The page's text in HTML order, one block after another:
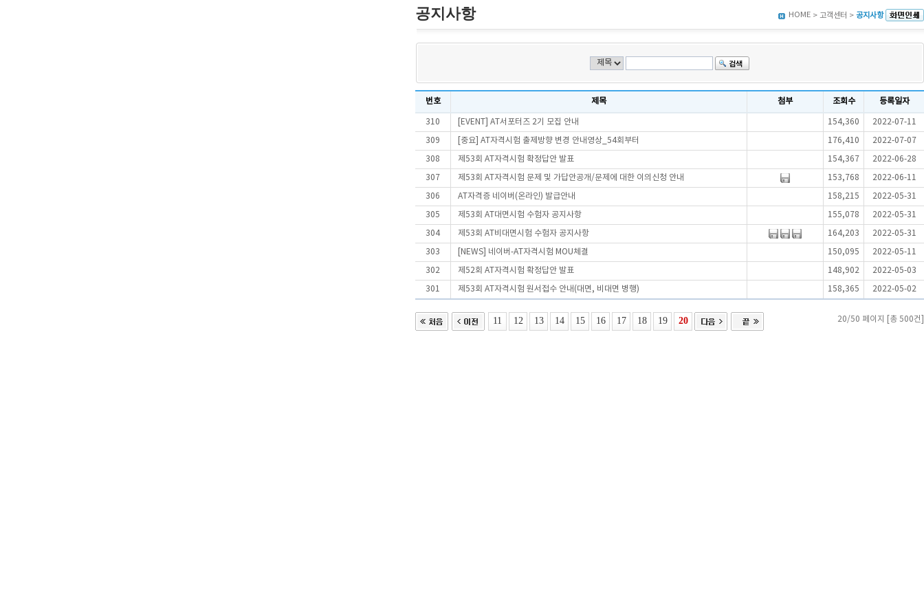
공지사항 HOME > 고객센터 > 공지사항
번호 제목 첨부 조회수 등록일자
310 [EVENT] AT서포터즈 2기 모집 안내 154,360 2022-07-11
309 [중요] AT자격시험 출제방향 변경 안내영상_54회부터 176,410 2022-07-07
308 제53회 AT자격시험 확정답안 발표 154,367 2022-06-28
307 제53회 AT자격시험 문제 및 가답안공개/문제에 대한 이의신청 안내 153,768 2022-06-11
306 AT자격증 네이버(온라인) 발급안내 158,215 2022-05-31
305 제53회 AT대면시험 수험자 공지사항 155,078 2022-05-31
304 제53회 AT비대면시험 수험자 공지사항 164,203 2022-05-31
303 [NEWS] 네이버-AT자격시험 MOU체결 150,095 2022-05-11
302 제52회 AT자격시험 확정답안 발표 148,902 2022-05-03
301 제53회 AT자격시험 원서접수 안내(대면, 비대면 병행) 158,365 2022-05-02
11 12 13 14 15 16 17 18 19 20 20/50 페이지 [총 500건]